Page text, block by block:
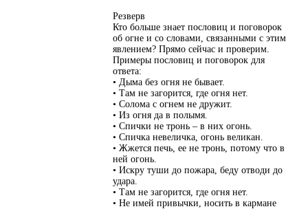
Резверв
Кто больше знает пословиц и поговорок
об огне и со словами, связанными с этим
явлением? Прямо сейчас и проверим.
Примеры пословиц и поговорок для
ответа:
• Дыма без огня не бывает.
• Там не загорится, где огня нет.
• Солома с огнем не дружит.
• Из огня да в полымя.
• Спички не тронь – в них огонь.
• Спичка невеличка, огонь великан.
• Жжется печь, ее не тронь, потому что в
ней огонь.
• Искру туши до пожара, беду отводи до
удара.
• Там не загорится, где огня нет.
• Не имей привычки, носить в кармане